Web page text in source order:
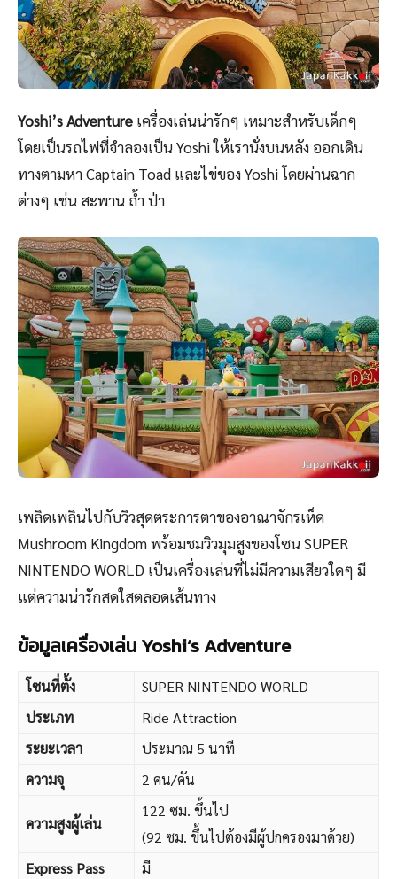
Yoshi’s Adventure เครื่องเล่นน่ารักๆ เหมาะสำหรับเด็กๆ
โดยเป็นรถไฟที่จำลองเป็น Yoshi ให้เรานั่งบนหลัง ออกเดิน
ทางตามหา Captain Toad และไข่ของ Yoshi โดยผ่านฉาก
ต่างๆ เช่น สะพาน ถ้ำ ป่า
เพลิดเพลินไปกับวิวสุดตระการตาของอาณาจักรเห็ด
Mushroom Kingdom พร้อมชมวิวมุมสูงของโซน SUPER
NINTENDO WORLD เป็นเครื่องเล่นที่ไม่มีความเสียวใดๆ มี
แต่ความน่ารักสดใสตลอดเส้นทาง
ข้อมูลเครื่องเล่น Yoshi’s Adventure
โซนที่ตั้ง
SUPER NINTENDO WORLD
ประเภท
Ride Attraction
ระยะเวลา
ประมาณ 5 นาที
ความจุ
2 คน/คัน
ความสูงผู้เล่น
122 ซม. ขึ้นไป
(92 ซม. ขึ้นไปต้องมีผู้ปกครองมาด้วย)
Express Pass
มี